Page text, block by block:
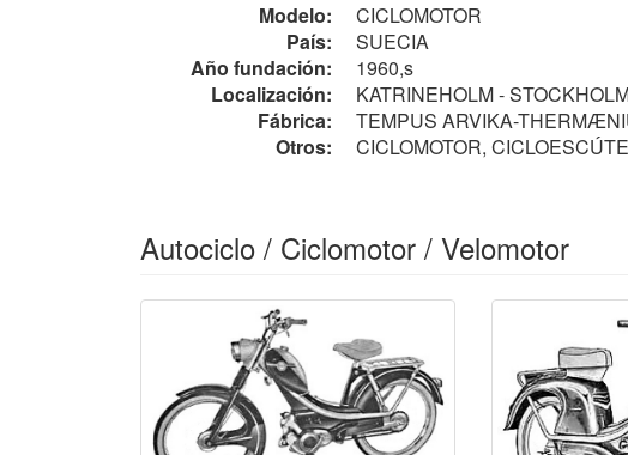
Modelo:
CICLOMOTOR
País:
SUECIA
Año fundación:
1960,s
Localización:
KATRINEHOLM -
Fábrica:
TEMPUS ARVIKA-
Otros:
CICLOMOTOR,
Autociclo / Ciclomotor / Velomotor